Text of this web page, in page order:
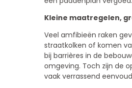
Kleine maatregelen,
Veel amfibieën raken
straatkolken of komen
bij barrières in de
omgeving. Toch zijn de
vaak verrassend